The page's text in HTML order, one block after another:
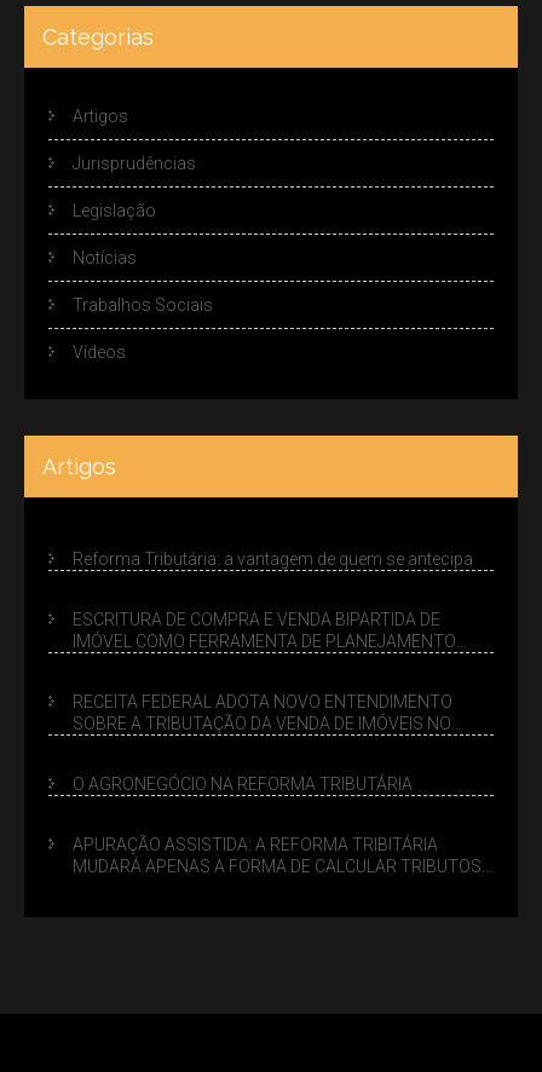
Categorias
Artigos
Jurisprudências
Legislação
Notícias
Trabalhos Sociais
Vídeos
Artigos
Reforma Tributária: a vantagem de quem se antecipa
ESCRITURA DE COMPRA E VENDA BIPARTIDA DE
IMÓVEL COMO FERRAMENTA DE PLANEJAMENTO
RECEITA FEDERAL ADOTA NOVO ENTENDIMENTO
SOBRE A TRIBUTAÇÃO DA VENDA DE IMÓVEIS NO
O AGRONEGÓCIO NA REFORMA TRIBUTÁRIA
APURAÇÃO ASSISTIDA: A REFORMA TRIBITÁRIA
MUDARÁ APENAS A FORMA DE CALCULAR TRIBUTOS